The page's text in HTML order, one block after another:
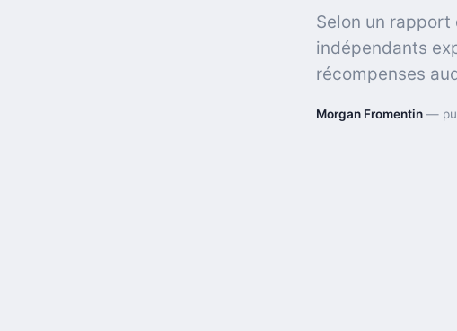
Selon un
indépendants
récompenses
Morgan Fromentin —